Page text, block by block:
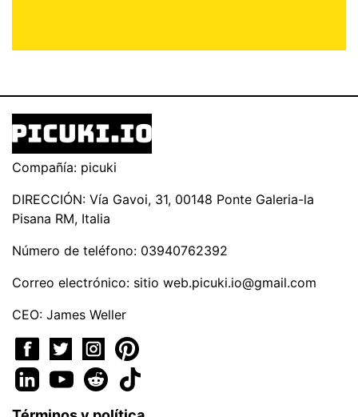
Compañía: picuki
DIRECCIÓN: Vía Gavoi, 31, 00148 Ponte Galeria-la
Pisana RM, Italia
Número de teléfono: 03940762392
Correo electrónico: sitio web.picuki.io@gmail.com
CEO: James Weller